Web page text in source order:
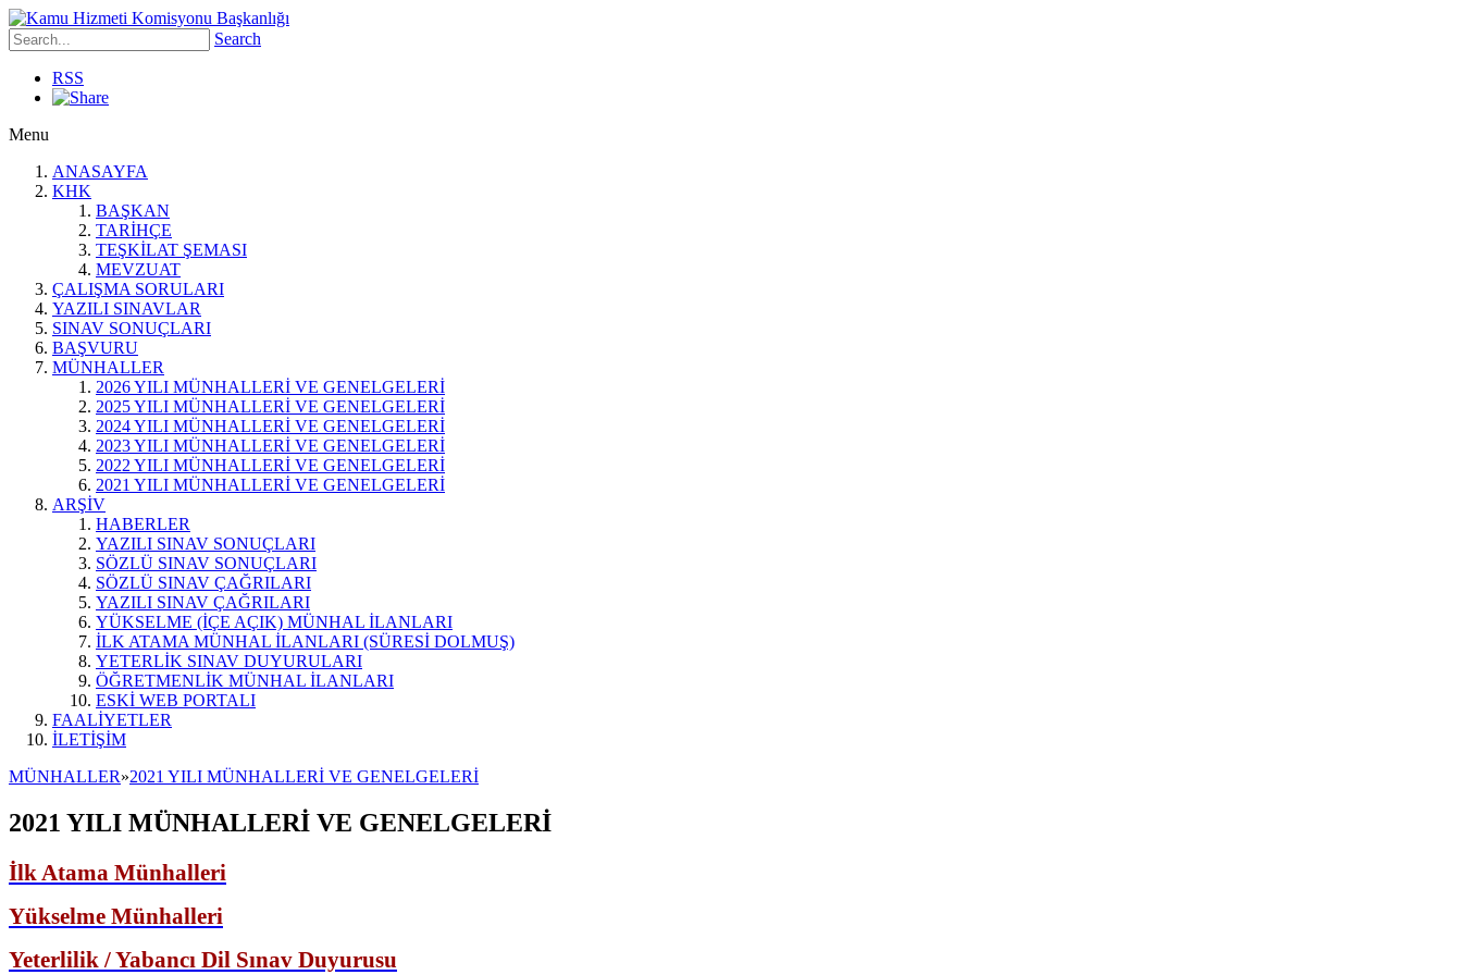
Search
RSS
Menu
ANASAYFA
KHK
BAŞKAN
TARİHÇE
TEŞKİLAT ŞEMASI
MEVZUAT
ÇALIŞMA SORULARI
YAZILI SINAVLAR
SINAV SONUÇLARI
BAŞVURU
MÜNHALLER
2026 YILI MÜNHALLERİ VE GENELGELERİ
2025 YILI MÜNHALLERİ VE GENELGELERİ
2024 YILI MÜNHALLERİ VE GENELGELERİ
2023 YILI MÜNHALLERİ VE GENELGELERİ
2022 YILI MÜNHALLERİ VE GENELGELERİ
2021 YILI MÜNHALLERİ VE GENELGELERİ
ARŞİV
HABERLER
YAZILI SINAV SONUÇLARI
SÖZLÜ SINAV SONUÇLARI
SÖZLÜ SINAV ÇAĞRILARI
YAZILI SINAV ÇAĞRILARI
YÜKSELME (İÇE AÇIK) MÜNHAL İLANLARI
İLK ATAMA MÜNHAL İLANLARI (SÜRESİ DOLMUŞ)
YETERLİK SINAV DUYURULARI
ÖĞRETMENLİK MÜNHAL İLANLARI
ESKİ WEB PORTALI
FAALİYETLER
İLETİŞİM
MÜNHALLER»2021 YILI MÜNHALLERİ VE GENELGELERİ
2021 YILI MÜNHALLERİ VE GENELGELERİ
İlk Atama Münhalleri
Yükselme Münhalleri
Yeterlilik / Yabancı Dil Sınav Duyurusu